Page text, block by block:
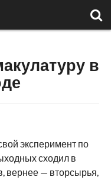
в
эксперимент по
сходил в
вернее — вторсырья,